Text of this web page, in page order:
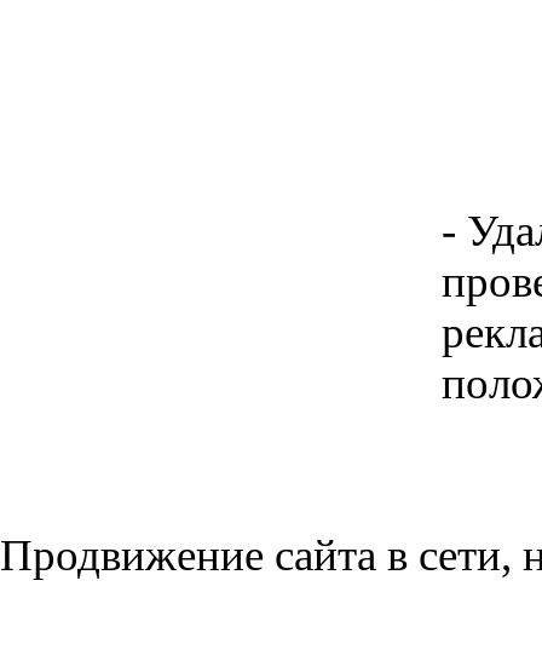
-
Продвижение сайта в сети,